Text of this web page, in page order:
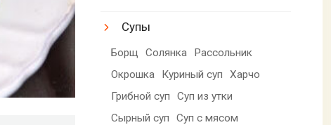
Супы
Борщ Солянка
Рассольник
Окрошка
Куриный суп
Харчо
Грибной суп
Суп из утки
Сырный суп
Суп с мясом